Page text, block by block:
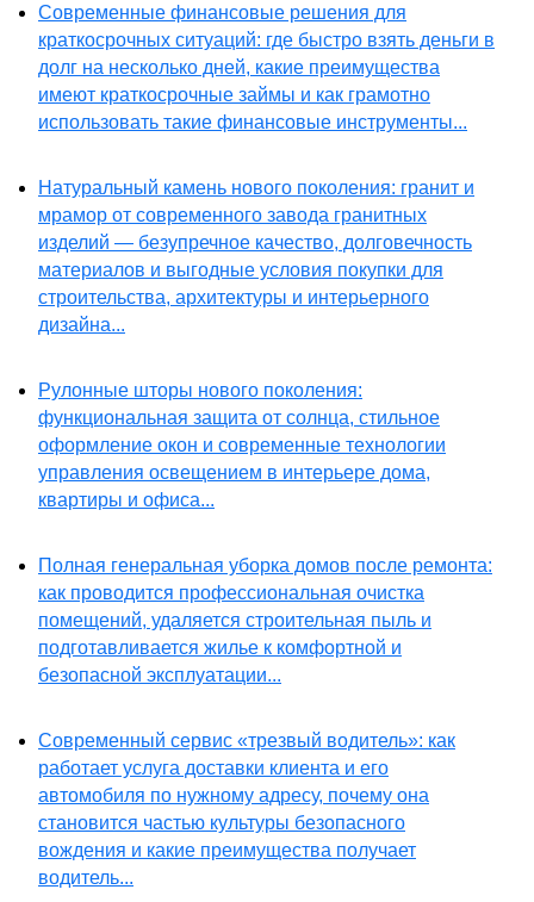
Современные финансовые решения для
краткосрочных ситуаций: где быстро взять деньги в
долг на несколько дней, какие преимущества
имеют краткосрочные займы и как грамотно
использовать такие финансовые инструменты...
Натуральный камень нового поколения: гранит и
мрамор от современного завода гранитных
изделий — безупречное качество, долговечность
материалов и выгодные условия покупки для
строительства, архитектуры и интерьерного
дизайна...
Рулонные шторы нового поколения:
функциональная защита от солнца, стильное
оформление окон и современные технологии
управления освещением в интерьере дома,
квартиры и офиса...
Полная генеральная уборка домов после ремонта:
как проводится профессиональная очистка
помещений, удаляется строительная пыль и
подготавливается жилье к комфортной и
безопасной эксплуатации...
Современный сервис «трезвый водитель»: как
работает услуга доставки клиента и его
автомобиля по нужному адресу, почему она
становится частью культуры безопасного
вождения и какие преимущества получает
водитель...